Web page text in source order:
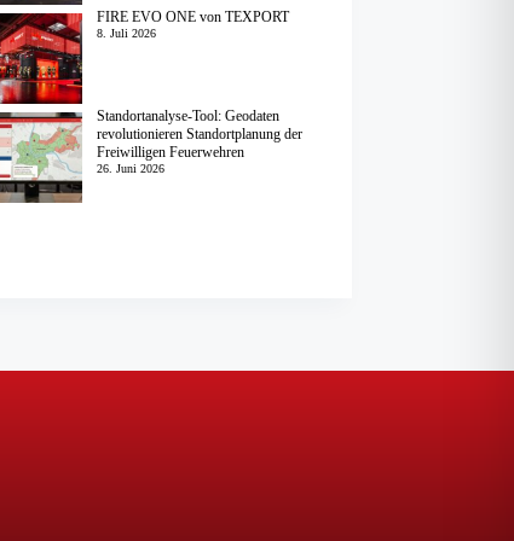
FIRE EVO ONE von TEXPORT
8. Juli 2026
Standortanalyse-Tool: Geodaten
revolutionieren Standortplanung der
Freiwilligen Feuerwehren
26. Juni 2026